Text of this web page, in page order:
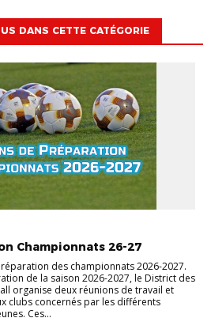
DANS CETTE CATÉGORIE
Championnats 26-27
des championnats 2026-2027.
de la saison 2026-2027, le District des
organise deux réunions de travail et
clubs concernés par les différents
Ces...